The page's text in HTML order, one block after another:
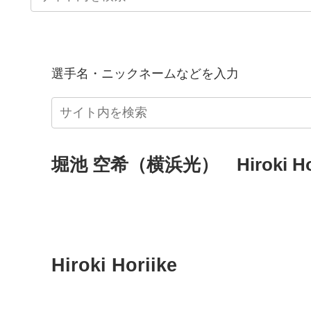
選手名・ニックネームなどを入力
堀池 空希（横浜光） Hiroki
Hiroki Horiike